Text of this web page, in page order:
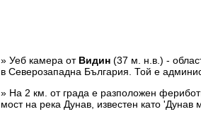
» Уеб камера от Видин (37 м. н.в.) -
в Северозападна България. Той е
» На 2 км. от града е разположен
мост на река Дунав, известен като